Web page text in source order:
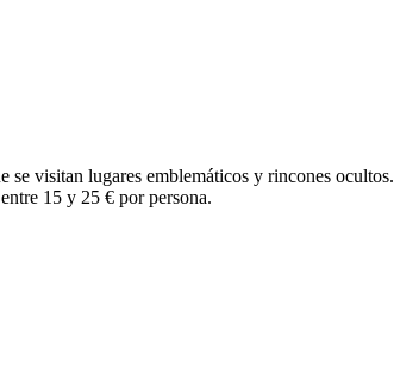
visitan lugares emblemáticos y rincones ocultos.
15 y 25 € por persona.